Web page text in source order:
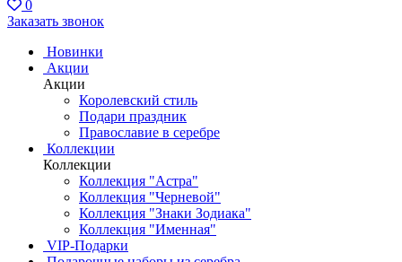
0
Заказать звонок
Новинки
Акции
Акции
Королевский стиль
Подари праздник
Православие в серебре
Коллекции
Коллекции
Коллекция "Астра"
Коллекция "Черневой"
Коллекция "Знаки Зодиака"
Коллекция "Именная"
VIP-Подарки